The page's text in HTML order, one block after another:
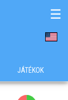
☰
JÁTÉKOK